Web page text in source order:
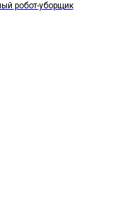
робот-уборщик